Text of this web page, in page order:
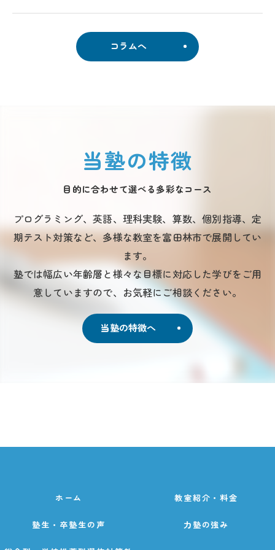
コラムへ
目的に合わせて選べる多彩なコース
当塾の特徴
プログラミング、英語、理科実験、算数、個別指導、定
期テスト対策など、多様な教室を富田林市で展開してい
ます。
塾では幅広い年齢層と様々な目標に対応した学びをご用
意していますので、お気軽にご相談ください。
当塾の特徴へ
ホーム 教室紹介・料金
塾生・卒塾生の声 力塾の強み